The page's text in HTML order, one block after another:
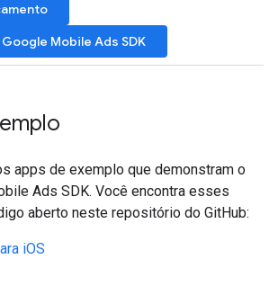
Google Mobile Ads SDK
apps de exemplo que demonstram o
Ads SDK. Você encontra esses
aberto neste repositório do GitHub:
iOS